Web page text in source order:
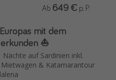
mit dem
⛵️
Nächte auf Sardinien inkl.
Mietwagen & Katamarantour
Ab 649 € p. P.